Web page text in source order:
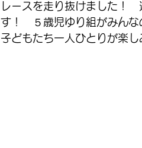
レースを走り抜けました！
す！　５歳児ゆり組がみん
子どもたち一人ひとりが楽し